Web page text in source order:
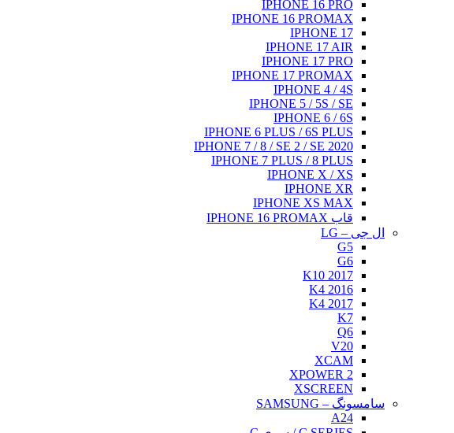
IPHONE 16 PRO
IPHONE 16 PROMAX
IPHONE 17
IPHONE 17 AIR
IPHONE 17 PRO
IPHONE 17 PROMAX
IPHONE 4 / 4S
IPHONE 5 / 5S / SE
IPHONE 6 / 6S
IPHONE 6 PLUS / 6S PLUS
IPHONE 7 / 8 / SE 2 / SE 2020
IPHONE 7 PLUS / 8 PLUS
IPHONE X / XS
IPHONE XR
IPHONE XS MAX
قاب IPHONE 16 PROMAX
ال جی – LG
G5
G6
K10 2017
K4 2016
K4 2017
K7
Q6
V20
XCAM
XPOWER 2
XSCREEN
سامسونگ – SAMSUNG
A24